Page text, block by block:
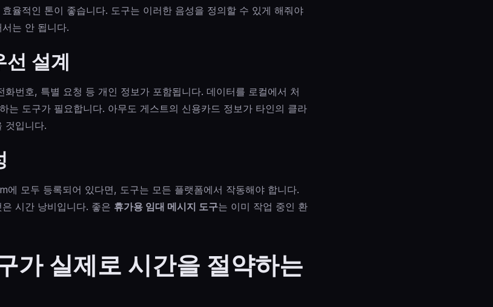
율적인 톤이 좋습니다. 도구는 이러한 음성을 정의할 수 있게 해줘야
는 안 됩니다.
선 설계
화번호, 특별 요청 등 개인 정보가 포함됩니다. 데이터를 로컬에서 처
는 도구가 필요합니다. 아무도 게스트의 신용카드 정보가 타인의 클라
것입니다.
모두 등록되어 있다면, 도구는 모든 플랫폼에서 작동해야 합니다.
시간 낭비입니다. 좋은 휴가용 임대 메시지 도구는 이미 작업 중인 환
가 실제로 시간을 절약하는